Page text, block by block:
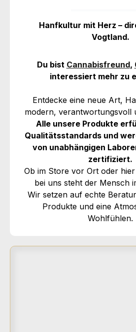
Hanfkultur mit Herz –
Vogtland.
Du bist Cannabisfreund,
interessiert mehr zu
Entdecke eine neue Art,
modern, verantwortungsvoll
Alle unsere Produkte
Qualitätsstandards und
von unabhängigen
zertifiziert.
Ob im Store vor Ort oder
bei uns steht der Mensch
Wir setzen auf echte
Produkte und eine
Wohlfühlen.